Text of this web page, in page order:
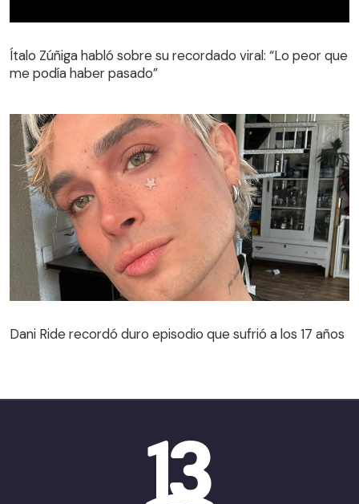
Ítalo Zúñiga habló sobre su recordado viral: “Lo peor que
me podía haber pasado”
Dani Ride recordó duro episodio que sufrió a los 17 años